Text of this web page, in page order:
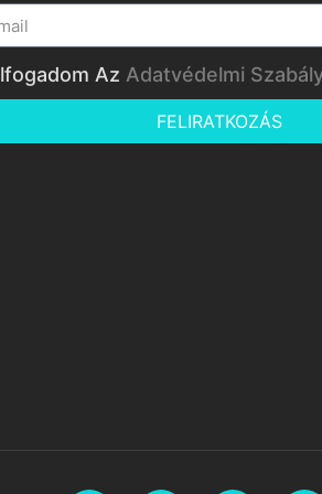
Az Adatvédelmi
FELIRATKOZÁS